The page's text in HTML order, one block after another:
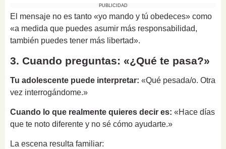
PUBLICIDAD
El mensaje no es tanto «yo mando y tú obedeces» como
«a medida que puedes asumir más responsabilidad,
también puedes tener más libertad».
3. Cuando preguntas: «¿Qué te pasa?»
Tu adolescente puede interpretar: «Qué pesada/o. Otra
vez interrogándome.»
Cuando lo que realmente quieres decir es: «Hace días
que te noto diferente y no sé cómo ayudarte.»
La escena resulta familiar: